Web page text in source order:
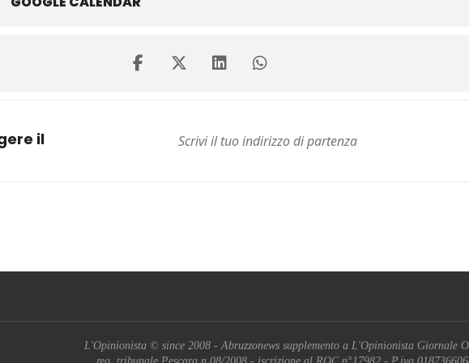
il
L'Opinionista © since 2008 - Abruzzonews supplemento a L'Opinionista Giornale